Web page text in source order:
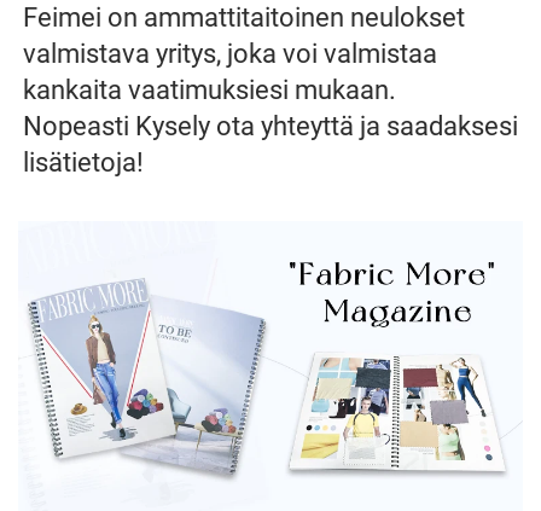
Feimei on ammattitaitoinen neulokset
valmistava yritys, joka voi valmistaa
kankaita vaatimuksiesi mukaan.
Nopeasti Kysely ota yhteyttä ja saadaksesi
lisätietoja!